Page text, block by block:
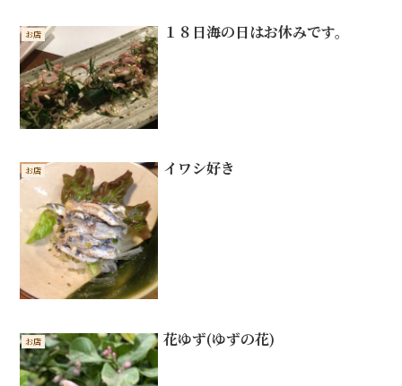
お店 １８日海の日はお休みです。
お店 イワシ好き
お店 花ゆず(ゆずの花)